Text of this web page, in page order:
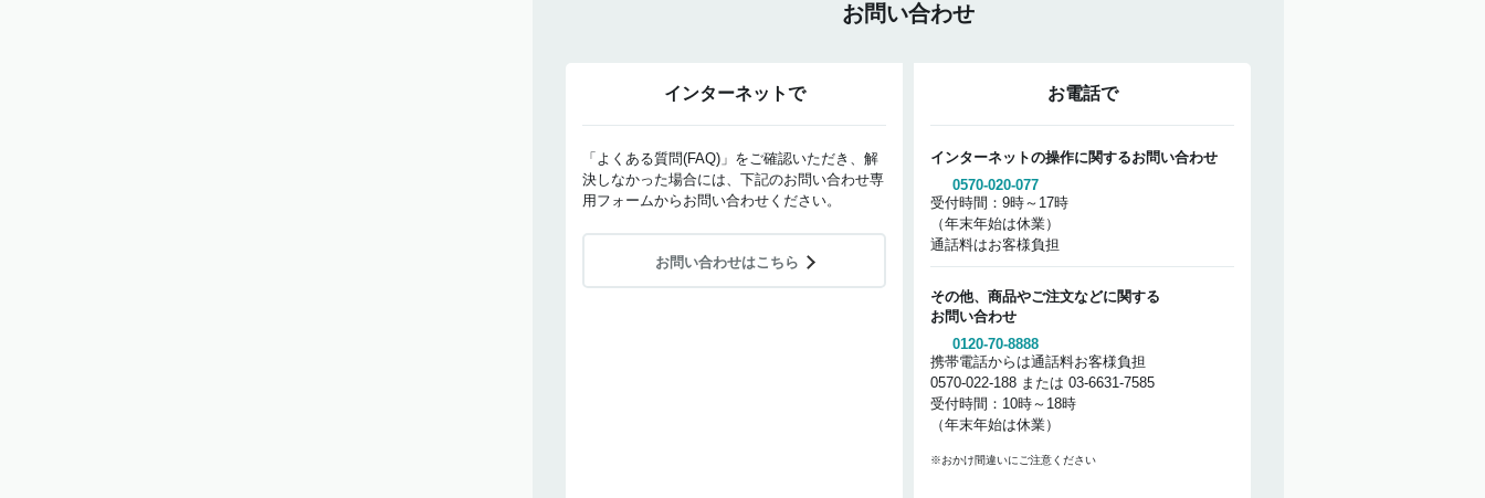
お問い合わせ
インターネットで
「よくある質問(FAQ)」をご確認いただき、解
決しなかった場合には、下記のお問い合わせ専
用フォームからお問い合わせください。
お問い合わせはこちら
お電話で
インターネットの操作に関するお問い合わせ
0570-020-077
受付時間：9時～17時
（年末年始は休業）
通話料はお客様負担
その他、商品やご注文などに関する
お問い合わせ
0120-70-8888
携帯電話からは通話料お客様負担
0570-022-188 または 03-6631-7585
受付時間：10時～18時
（年末年始は休業）
※おかけ間違いにご注意ください